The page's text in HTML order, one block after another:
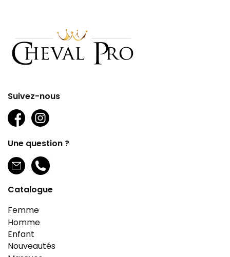
Suivez-nous
Une question ?
Catalogue
Femme
Homme
Enfant
Nouveautés